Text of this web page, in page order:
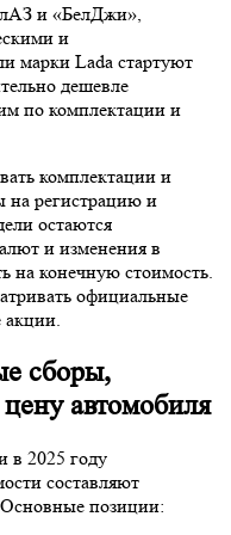
и «БелДжи»,
и
марки Lada стартуют
дешевле
по комплектации и
комплектации и
на регистрацию и
остаются
и изменения в
на конечную стоимость.
официальные
акции.
сборы,
автомобиля
в 2025 году
составляют
позиции: